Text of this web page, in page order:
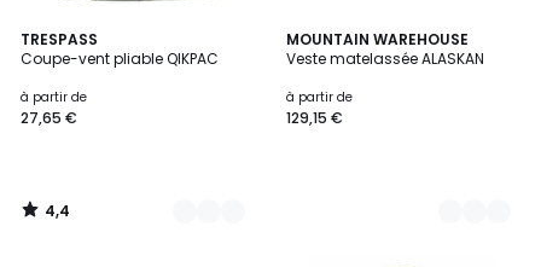
TRESPASS
Coupe-vent pliable QIKPAC
à partir de
27,65 €
4,4
/ 5
4
Couleurs
4,4
/
MOUNTAIN WAREHOUSE
Veste matelassée ALASKAN
à partir de
129,15 €
2
Couleurs